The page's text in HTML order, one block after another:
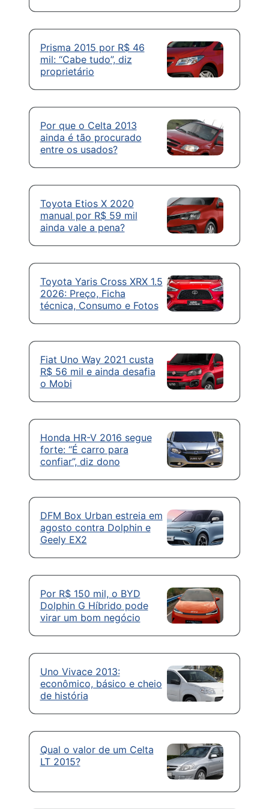
Prisma 2015 por R$ 46
mil: “Cabe tudo”, diz
proprietário
Por que o Celta 2013
ainda é tão procurado
entre os usados?
Toyota Etios X 2020
manual por R$ 59 mil
ainda vale a pena?
Toyota Yaris Cross XRX 1.5
2026: Preço, Ficha
técnica, Consumo e Fotos
Fiat Uno Way 2021 custa
R$ 56 mil e ainda desafia
o Mobi
Honda HR-V 2016 segue
forte: “É carro para
confiar”, diz dono
DFM Box Urban estreia em
agosto contra Dolphin e
Geely EX2
Por R$ 150 mil, o BYD
Dolphin G Híbrido pode
virar um bom negócio
Uno Vivace 2013:
econômico, básico e cheio
de história
Qual o valor de um Celta
LT 2015?